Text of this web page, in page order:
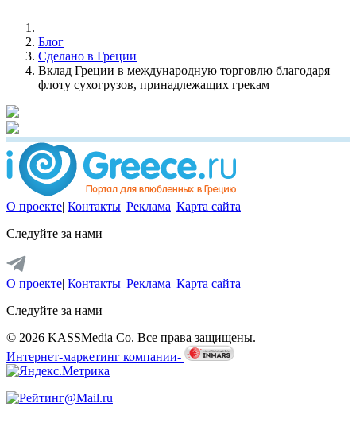
Блог
Сделано в Греции
Вклад Греции в международную торговлю благодаря
флоту сухогрузов, принадлежащих грекам
О проекте| Контакты| Реклама| Карта сайта
Следуйте за нами
О проекте| Контакты| Реклама| Карта сайта
Следуйте за нами
© 2026 KASSMedia Co. Все права защищены.
Интернет-маркетинг компании-